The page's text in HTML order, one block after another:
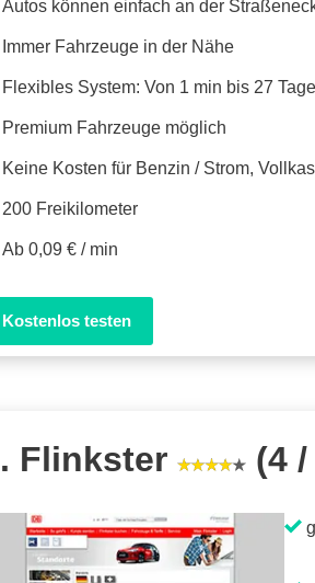
Autos können einfach an der
Immer Fahrzeuge in der Nähe
Flexibles System: Von 1 min bis 27
Premium Fahrzeuge möglich
Keine Kosten für Benzin / Strom,
200 Freikilometer
Ab 0,09 € / min
Kostenlos testen
Flinkster (4 /